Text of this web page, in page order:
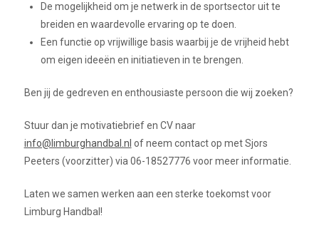
De mogelijkheid om je netwerk in de sportsector uit te
breiden en waardevolle ervaring op te doen.
Een functie op vrijwillige basis waarbij je de vrijheid hebt
om eigen ideeën en initiatieven in te brengen.
Ben jij de gedreven en enthousiaste persoon die wij zoeken?
Stuur dan je motivatiebrief en CV naar
info@limburghandbal.nl of neem contact op met Sjors
Peeters (voorzitter) via 06-18527776 voor meer informatie.
Laten we samen werken aan een sterke toekomst voor
Limburg Handbal!